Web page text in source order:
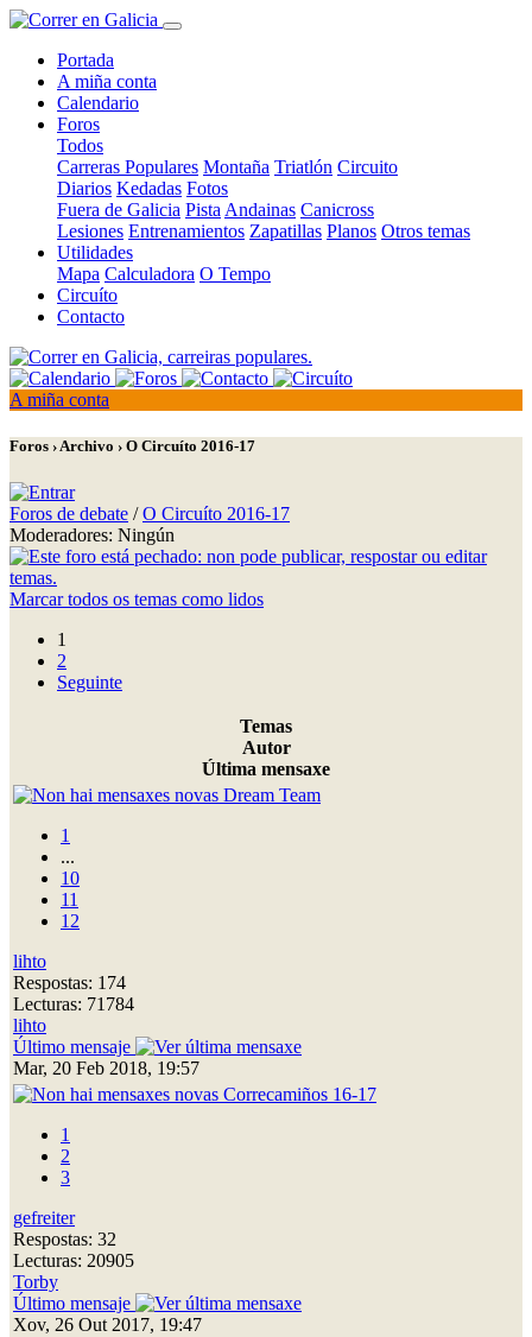
Portada
A miña conta
Calendario
Foros
Todos
Carreras Populares Montaña Triatlón Circuito
Diarios Kedadas Fotos
Fuera de Galicia Pista Andainas Canicross
Lesiones Entrenamientos Zapatillas Planos Otros temas
Utilidades
Mapa Calculadora O Tempo
Circuíto
Contacto
A miña conta
Foros › Archivo › O Circuíto 2016-17
Foros de debate /O Circuíto 2016-17
Moderadores: Ningún
Marcar todos os temas como lidos
1
2
Seguinte
Temas
Autor
Última mensaxe
Dream Team
1
...
10
11
12
lihto
Respostas: 174
Lecturas: 71784
lihto
Último mensaje
Mar, 20 Feb 2018, 19:57
Correcamiños 16-17
1
2
3
gefreiter
Respostas: 32
Lecturas: 20905
Torby
Último mensaje
Xov, 26 Out 2017, 19:47